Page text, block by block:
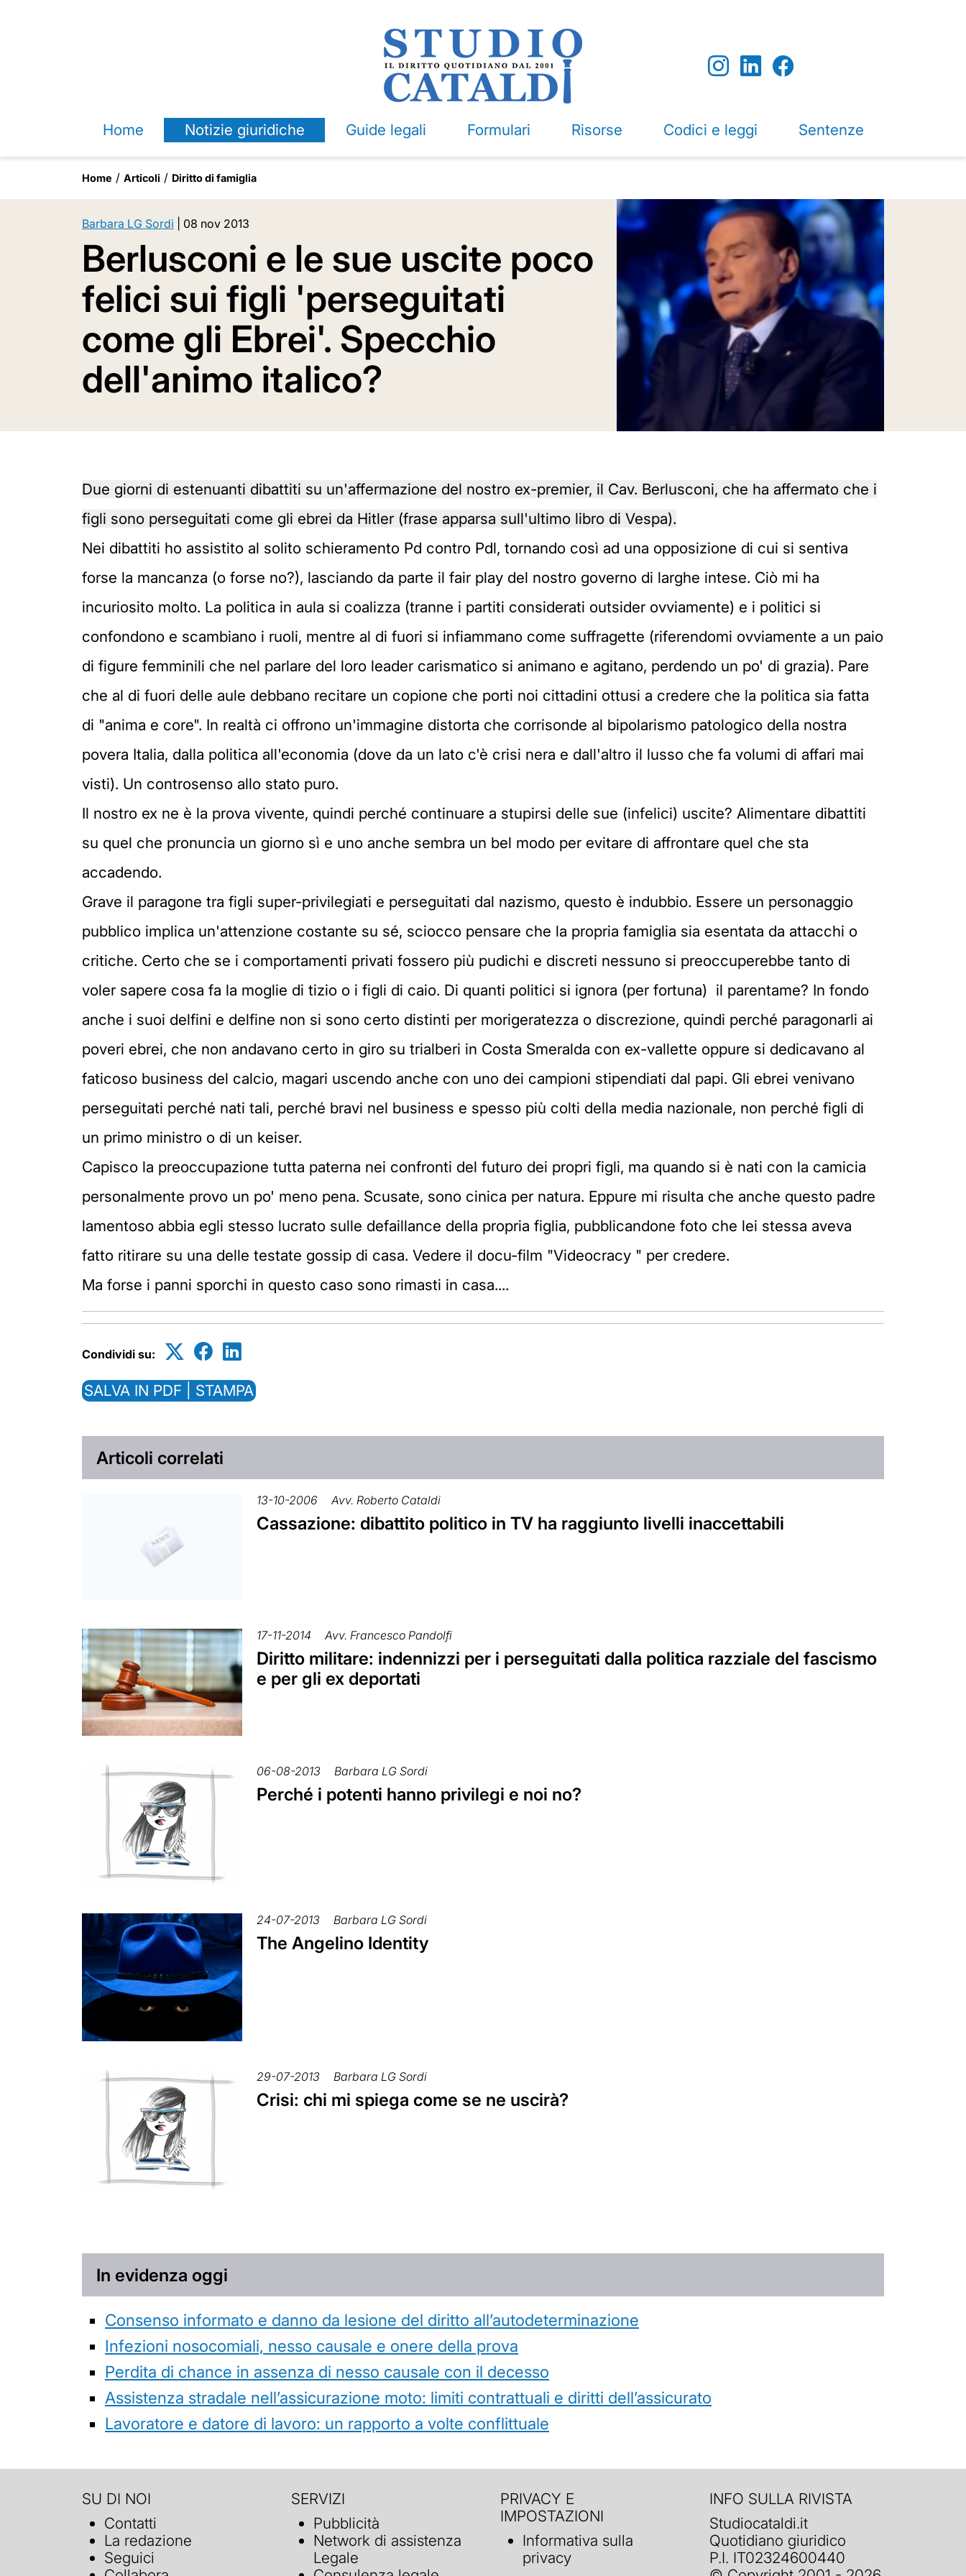
Home Notizie giuridiche Guide legali Formulari Risorse Codici e leggi Sentenze
Home Articoli Diritto di famiglia
Barbara LG Sordi 08 nov 2013
Berlusconi e le sue uscite poco
felici sui figli 'perseguitati
come gli Ebrei'. Specchio
dell'animo italico?
Due giorni di estenuanti dibattiti su un'affermazione del nostro ex-premier, il Cav. Berlusconi, che ha affermato che i
figli sono perseguitati come gli ebrei da Hitler (frase apparsa sull'ultimo libro di Vespa).
Nei dibattiti ho assistito al solito schieramento Pd contro Pdl, tornando così ad una opposizione di cui si sentiva
forse la mancanza (o forse no?), lasciando da parte il fair play del nostro governo di larghe intese. Ciò mi ha
incuriosito molto. La politica in aula si coalizza (tranne i partiti considerati outsider ovviamente) e i politici si
confondono e scambiano i ruoli, mentre al di fuori si infiammano come suffragette (riferendomi ovviamente a un paio
di figure femminili che nel parlare del loro leader carismatico si animano e agitano, perdendo un po' di grazia). Pare
che al di fuori delle aule debbano recitare un copione che porti noi cittadini ottusi a credere che la politica sia fatta
di "anima e core". In realtà ci offrono un'immagine distorta che corrisonde al bipolarismo patologico della nostra
povera Italia, dalla politica all'economia (dove da un lato c'è crisi nera e dall'altro il lusso che fa volumi di affari mai
visti). Un controsenso allo stato puro.
Il nostro ex ne è la prova vivente, quindi perché continuare a stupirsi delle sue (infelici) uscite? Alimentare dibattiti
su quel che pronuncia un giorno sì e uno anche sembra un bel modo per evitare di affrontare quel che sta
accadendo.
Grave il paragone tra figli super-privilegiati e perseguitati dal nazismo, questo è indubbio. Essere un personaggio
pubblico implica un'attenzione costante su sé, sciocco pensare che la propria famiglia sia esentata da attacchi o
critiche. Certo che se i comportamenti privati fossero più pudichi e discreti nessuno si preoccuperebbe tanto di
voler sapere cosa fa la moglie di tizio o i figli di caio. Di quanti politici si ignora (per fortuna) il parentame? In fondo
anche i suoi delfini e delfine non si sono certo distinti per morigeratezza o discrezione, quindi perché paragonarli ai
poveri ebrei, che non andavano certo in giro su trialberi in Costa Smeralda con ex-vallette oppure si dedicavano al
faticoso business del calcio, magari uscendo anche con uno dei campioni stipendiati dal papi. Gli ebrei venivano
perseguitati perché nati tali, perché bravi nel business e spesso più colti della media nazionale, non perché figli di
un primo ministro o di un keiser.
Capisco la preoccupazione tutta paterna nei confronti del futuro dei propri figli, ma quando si è nati con la camicia
personalmente provo un po' meno pena. Scusate, sono cinica per natura. Eppure mi risulta che anche questo padre
lamentoso abbia egli stesso lucrato sulle defaillance della propria figlia, pubblicandone foto che lei stessa aveva
fatto ritirare su una delle testate gossip di casa. Vedere il docu-film "Videocracy " per credere.
Ma forse i panni sporchi in questo caso sono rimasti in casa....
Condividi su:
SALVA IN PDF | STAMPA
Articoli correlati
13-10-2006 Avv. Roberto Cataldi
Cassazione: dibattito politico in TV ha raggiunto livelli inaccettabili
17-11-2014 Avv. Francesco Pandolfi
Diritto militare: indennizzi per i perseguitati dalla politica razziale del fascismo
e per gli ex deportati
06-08-2013 Barbara LG Sordi
Perché i potenti hanno privilegi e noi no?
24-07-2013 Barbara LG Sordi
The Angelino Identity
29-07-2013 Barbara LG Sordi
Crisi: chi mi spiega come se ne uscirà?
In evidenza oggi
Consenso informato e danno da lesione del diritto all’autodeterminazione
Infezioni nosocomiali, nesso causale e onere della prova
Perdita di chance in assenza di nesso causale con il decesso
Assistenza stradale nell’assicurazione moto: limiti contrattuali e diritti dell’assicurato
Lavoratore e datore di lavoro: un rapporto a volte conflittuale
SU DI NOI
Contatti
La redazione
Seguici
SERVIZI
Pubblicità
Network di assistenza
Legale
PRIVACY E
IMPOSTAZIONI
Informativa sulla
privacy
INFO SULLA RIVISTA
Studiocataldi.it
Quotidiano giuridico
P.I. IT02324600440